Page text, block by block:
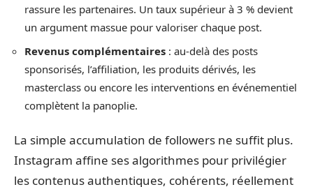
rassure les partenaires. Un taux supérieur à 3 % devient
un argument massue pour valoriser chaque post.
Revenus complémentaires : au-delà des posts
sponsorisés, l’affiliation, les produits dérivés, les
masterclass ou encore les interventions en événementiel
complètent la panoplie.
La simple accumulation de followers ne suffit plus.
Instagram affine ses algorithmes pour privilégier
les contenus authentiques, cohérents, réellement